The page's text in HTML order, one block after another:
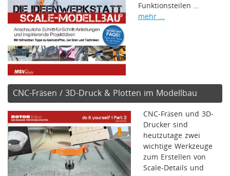
Funktionsteilen …
mehr …
CNC-Fräsen / 3D-Druck & Plotten im Modellbau
CNC-Fräsen und 3D-
Drucker sind
heutzutage zwei
wichtige Werkzeuge
zum Erstellen von
Scale-Details und